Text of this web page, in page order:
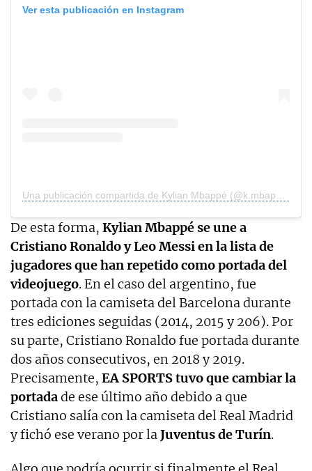
Ver esta publicación en Instagram
Una publicación compartida de Kylian Mbappé (@k.mbappe)
De esta forma, Kylian Mbappé se une a
Cristiano Ronaldo y Leo Messi en la lista de
jugadores que han repetido como portada del
videojuego. En el caso del argentino, fue
portada con la camiseta del Barcelona durante
tres ediciones seguidas (2014, 2015 y 206). Por
su parte, Cristiano Ronaldo fue portada durante
dos años consecutivos, en 2018 y 2019.
Precisamente, EA SPORTS tuvo que cambiar la
portadade ese último año debido a que
Cristiano salía con la camiseta del Real Madrid
y fichó ese verano por laJuventus de Turín.